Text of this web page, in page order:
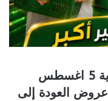
عروض الثلاجة العالمية الأسبوعية 5 اغسطس
2026 الموافق 22 صفر 1448 عروض العودة إلى